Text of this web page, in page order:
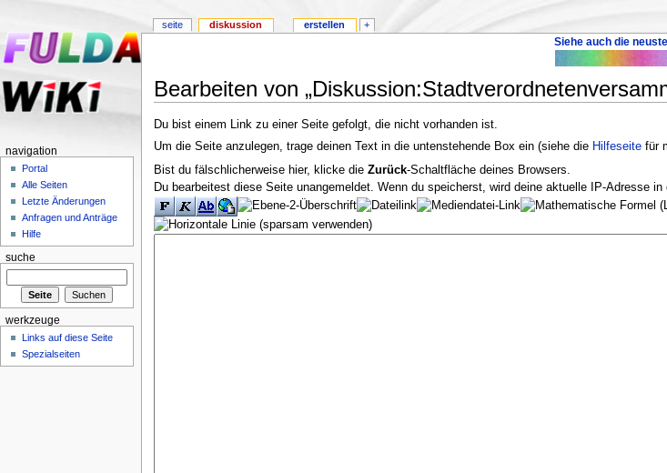
Siehe auch die
Bearbeiten von
Du bist einem Link zu einer Seite gefolgt, die nicht vorhanden ist.
Um die Seite anzulegen, trage deinen Text in die untenstehende Box ein (siehe die Hilfeseitefür
Bist du fälschlicherweise hier, klicke die Zurück-Schaltfläche deines Browsers.
Du bearbeitest diese Seite unangemeldet. Wenn du speicherst, wird deine aktuelle IP-Adresse
seite diskussion erstellen +
navigation
Portal
Alle Seiten
Letzte Änderungen
Anfragen und Anträge
Hilfe
suche
werkzeuge
Links auf diese Seite
Spezialseiten